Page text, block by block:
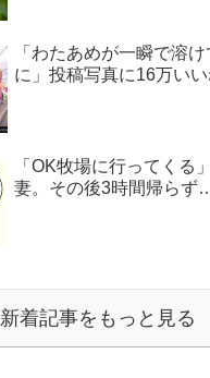
「わたあめが一瞬で溶
に」投稿写真に16万い
「OK牧場に行ってくる
妻。その後3時間帰らず
新着記事をもっと見る